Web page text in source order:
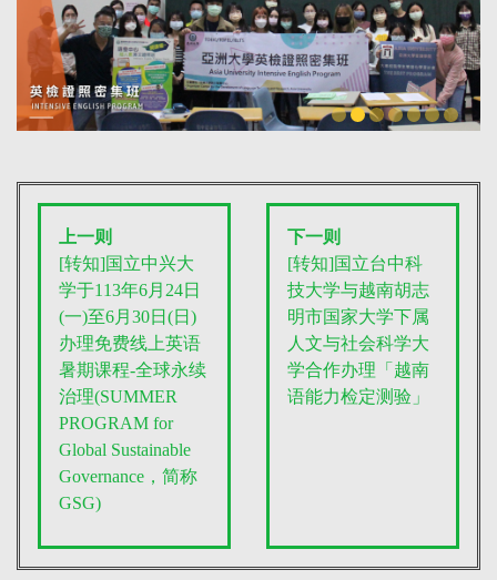
上一则
[转知]国立中兴大
学于113年6月24日
(一)至6月30日(日)
办理免费线上英语
暑期课程-全球永续
治理(SUMMER
PROGRAM for
Global Sustainable
Governance，简称
GSG)
下一则
[转知]国立台中科
技大学与越南胡志
明市国家大学下属
人文与社会科学大
学合作办理「越南
语能力检定测验」